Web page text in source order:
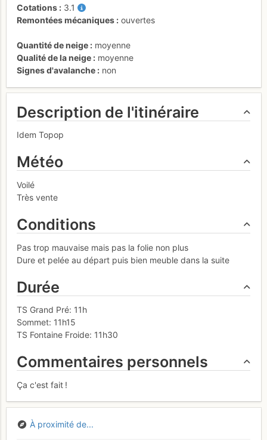
Cotations
3.1
Remontées mécaniques
ouvertes
Quantité de neige
moyenne
Qualité de la neige
moyenne
Signes d'avalanche
non
Description de l'itinéraire
Idem Topop
Météo
Voilé
Très vente
Conditions
Pas trop mauvaise mais pas la folie non plus
Dure et pelée au départ puis bien meuble dans la suite
Durée
TS Grand Pré: 11h
Sommet: 11h15
TS Fontaine Froide: 11h30
Commentaires personnels
Ça c'est fait !
À proximité de...